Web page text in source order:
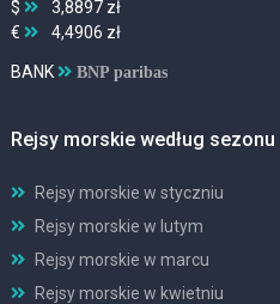
$
3,8897 zł
€
4,4906 zł
BANK BNP paribas
Rejsy morskie według sezonu
Rejsy morskie w styczniu
Rejsy morskie w lutym
Rejsy morskie w marcu
Rejsy morskie w kwietniu